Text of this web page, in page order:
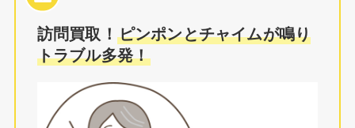
訪問買取！ ピンポンとチャイムが鳴り
トラブル多発！